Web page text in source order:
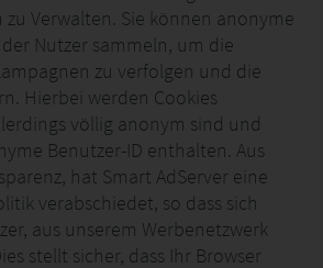
Verwalten. Sie können anonyme
Nutzer sammeln, um die
zu verfolgen und die
Hierbei werden Cookies
völlig anonym sind und
Benutzer-ID enthalten. Aus
hat Smart AdServer eine
verabschiedet, so dass sich
aus unserem Werbenetzwerk
stellt sicher, dass Ihr Browser